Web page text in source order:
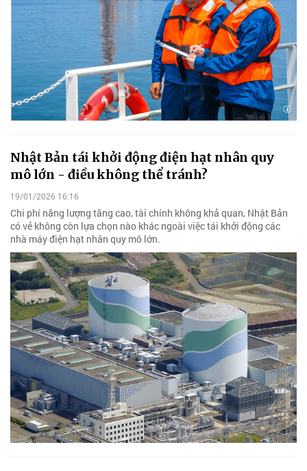
Nhật Bản tái khởi động điện hạt nhân quy
mô lớn - điều không thể tránh?
19/01/2026 16:16
Chi phí năng lượng tăng cao, tài chính không khả quan, Nhật Bản
có vẻ không còn lựa chọn nào khác ngoài việc tái khởi động các
nhà máy điện hạt nhân quy mô lớn.